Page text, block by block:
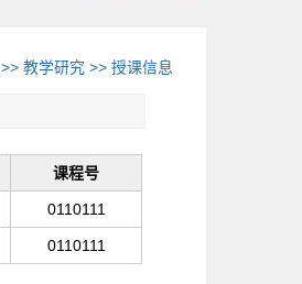
>>教学研究 >>授课信息
课程号
0110111
0110111